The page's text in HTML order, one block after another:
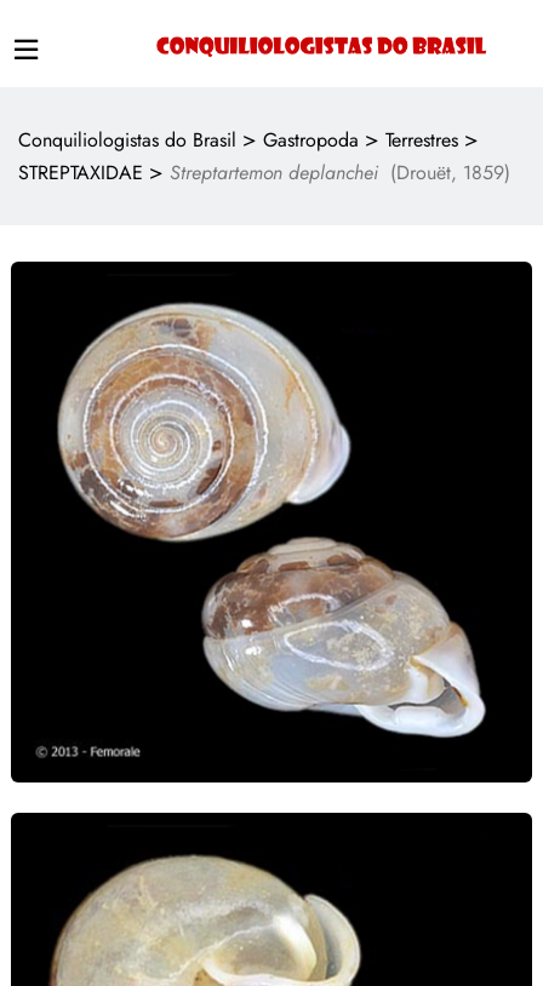
Conquiliologistas do Brasil > Gastropoda > Terrestres >
STREPTAXIDAE > Streptartemon deplanchei (Drouët, 1859)